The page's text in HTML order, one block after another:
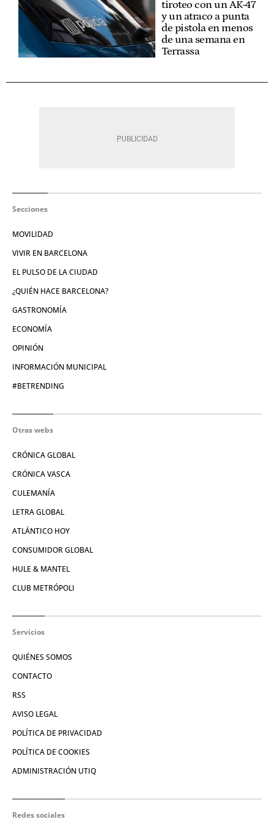
tiroteo con un AK-47
y un atraco a punta
de pistola en menos
de una semana en
Terrassa
Secciones
MOVILIDAD
VIVIR EN BARCELONA
EL PULSO DE LA CIUDAD
¿QUIÉN HACE BARCELONA?
GASTRONOMÍA
ECONOMÍA
OPINIÓN
INFORMACIÓN MUNICIPAL
#BETRENDING
Otras webs
CRÓNICA GLOBAL
CRÓNICA VASCA
CULEMANÍA
LETRA GLOBAL
ATLÁNTICO HOY
CONSUMIDOR GLOBAL
HULE & MANTEL
CLUB METRÓPOLI
Servicios
QUIÉNES SOMOS
CONTACTO
RSS
AVISO LEGAL
POLÍTICA DE PRIVACIDAD
POLÍTICA DE COOKIES
ADMINISTRACIÓN UTIQ
Redes sociales